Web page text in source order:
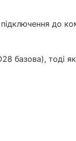
до
базова), тоді